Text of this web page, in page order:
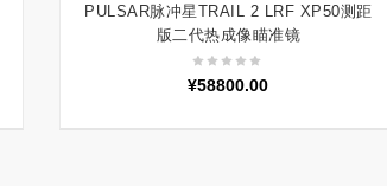
加入购物车
PULSAR脉冲星TRAIL 2 LRF XP50测距
版二代热成像瞄准镜
¥58800.00